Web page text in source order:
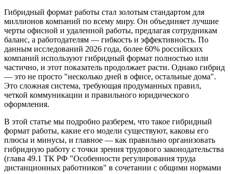
Гибридный формат работы стал золотым стандартом для
миллионов компаний по всему миру. Он объединяет лучшие
черты офисной и удаленной работы, предлагая сотрудникам
баланс, а работодателям — гибкость и эффективность. По
данным исследований 2026 года, более 60% российских
компаний используют гибридный формат полностью или
частично, и этот показатель продолжает расти. Однако гибрид
— это не просто "несколько дней в офисе, остальные дома".
Это сложная система, требующая продуманных правил,
четкой коммуникации и правильного юридического
оформления.
В этой статье мы подробно разберем, что такое гибридный
формат работы, какие его модели существуют, каковы его
плюсы и минусы, и главное — как правильно организовать
гибридную работу с точки зрения трудового законодательства
(глава 49.1 ТК РФ "Особенности регулирования труда
дистанционных работников" в сочетании с общими нормами